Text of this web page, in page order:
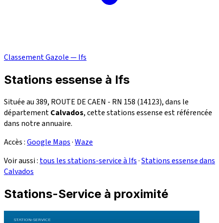
Classement Gazole — Ifs
Stations essense à Ifs
Située au 389, ROUTE DE CAEN - RN 158 (14123), dans le
départementCalvados, cette stations essense est référencée
dans notre annuaire.
Accès :Google Maps·Waze
Voir aussi : tous les stations-service à Ifs·Stations essense dans
Calvados
Stations-Service à proximité